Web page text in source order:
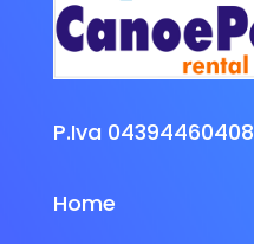
P.Iva 04394460408
Home